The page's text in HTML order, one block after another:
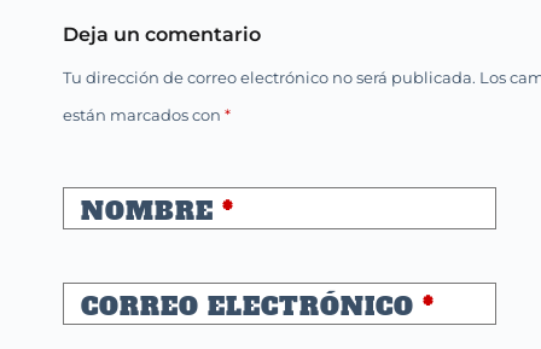
Deja un comentario
Tu dirección de correo electrónico no será publicada. Los
están marcados con*
NOMBRE *
CORREO ELECTRÓNICO *